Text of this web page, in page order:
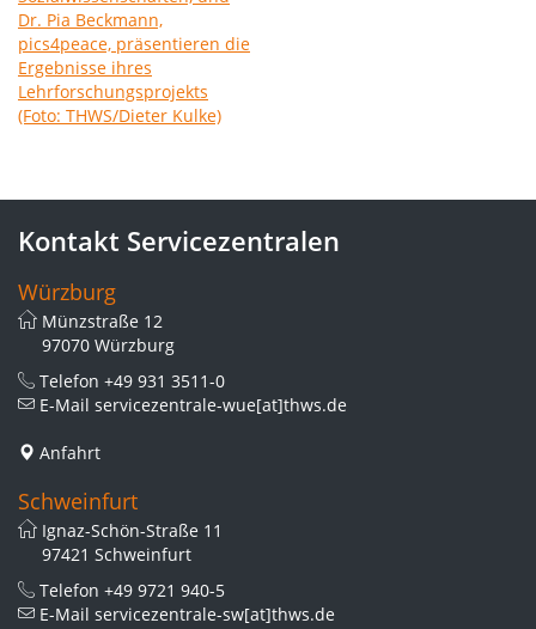
Kontakt Servicezentralen
Würzburg
Münzstraße 12
97070 Würzburg
Telefon +49 931 3511-0
E-Mail servicezentrale-wue[at]thws.de
Anfahrt
Schweinfurt
Ignaz-Schön-Straße 11
97421 Schweinfurt
Telefon +49 9721 940-5
E-Mail servicezentrale-sw[at]thws.de